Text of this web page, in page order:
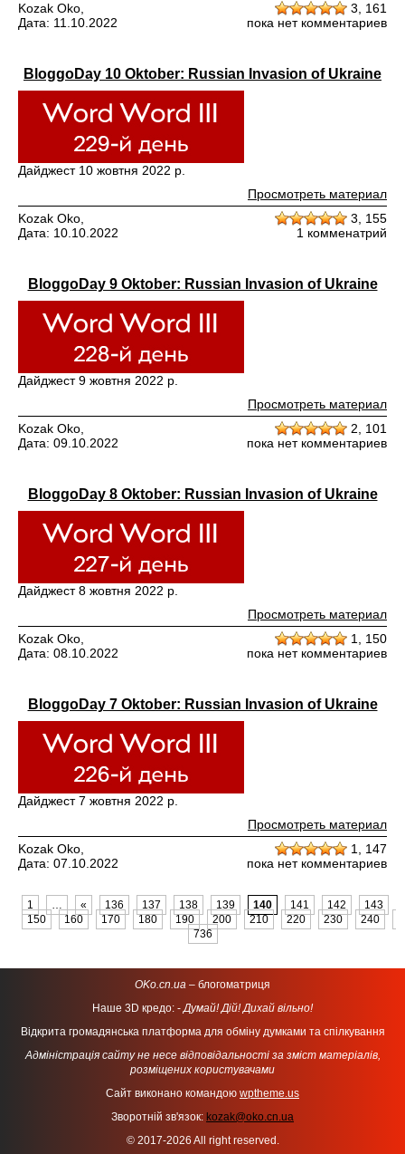
Kozak Oko,
Дата: 11.10.2022
3, 161
пока нет комментариев
BloggoDay 10 Oktober: Russian Invasion of Ukraine
Дайджест 10 жовтня 2022 р.
Просмотреть материал
Kozak Oko,
Дата: 10.10.2022
3, 155
1 комменатрий
BloggoDay 9 Oktober: Russian Invasion of Ukraine
Дайджест 9 жовтня 2022 р.
Просмотреть материал
Kozak Oko,
Дата: 09.10.2022
2, 101
пока нет комментариев
BloggoDay 8 Oktober: Russian Invasion of Ukraine
Дайджест 8 жовтня 2022 р.
Просмотреть материал
Kozak Oko,
Дата: 08.10.2022
1, 150
пока нет комментариев
BloggoDay 7 Oktober: Russian Invasion of Ukraine
Дайджест 7 жовтня 2022 р.
Просмотреть материал
Kozak Oko,
Дата: 07.10.2022
1, 147
пока нет комментариев
1 … « 136 137 138 139 140 141 142 143
150
160 170 180 190 200 210 220 230 240
736
OKo.cn.ua – блогоматриця
Наше 3D кредо: -Думай! Дій! Дихай вільно!
Відкрита громадянська платформа для обміну думками та спілкування
Адміністрація сайту не несе відповідальності за зміст матеріалів,
розміщених користувачами
Сайт виконано командою wptheme.us
Зворотній зв'язок: kozak@oko.cn.ua
© 2017-2026 All right reserved.